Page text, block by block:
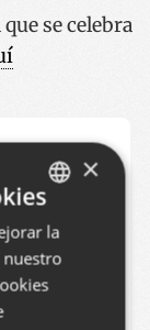
se celebra
el
plano. Las
se
están
BASQUE
SPANISH
×
la